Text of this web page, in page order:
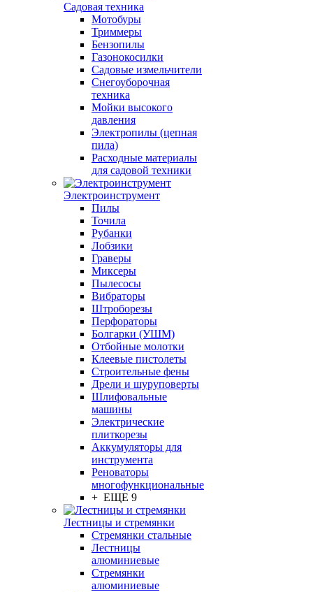
Садовая техника
Мотобуры
Триммеры
Бензопилы
Газонокосилки
Садовые измельчители
Снегоуборочная
техника
Мойки высокого
давления
Электропилы (цепная
пила)
Расходные материалы
для садовой техники
Электроинструмент
Пилы
Точила
Рубанки
Лобзики
Граверы
Миксеры
Пылесосы
Вибраторы
Штроборезы
Перфораторы
Болгарки (УШМ)
Отбойные молотки
Клеевые пистолеты
Строительные фены
Дрели и шуруповерты
Шлифовальные
машины
Электрические
плиткорезы
Аккумуляторы для
инструмента
Реноваторы
многофункциональные
+ ЕЩЕ 9
Лестницы и стремянки
Стремянки стальные
Лестницы
алюминиевые
Стремянки
алюминиевые